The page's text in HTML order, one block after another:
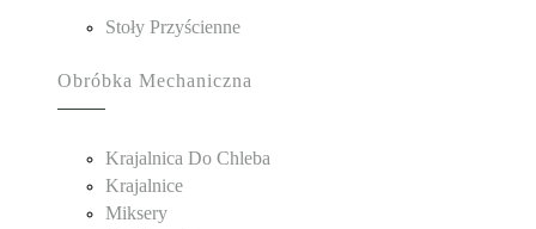
Stoły Przyścienne
Obróbka Mechaniczna
Krajalnica Do Chleba
Krajalnice
Miksery